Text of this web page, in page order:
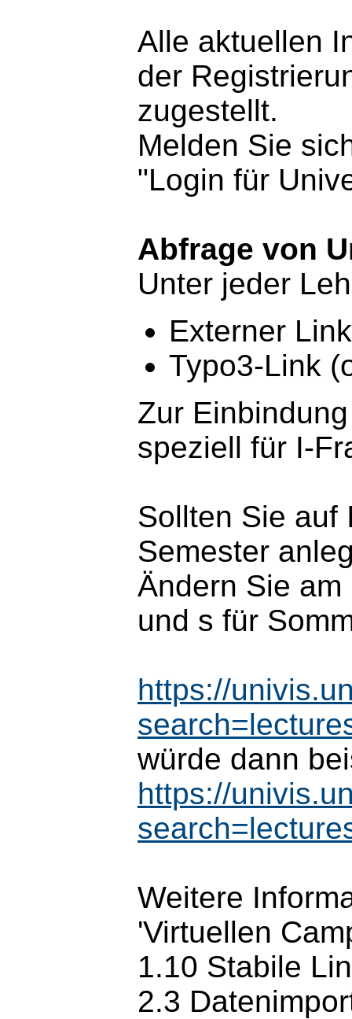
Alle aktuellen
der
zugestellt.
Melden Sie
"Login für
Abfrage von
Unter jeder
Externer
Typo3-Link
Zur
speziell für I-
Sollten Sie auf
Semester
Ändern Sie
und s für
https://
würde dann
https://
Weitere
'Virtuellen
1.10 Stabile
2.3